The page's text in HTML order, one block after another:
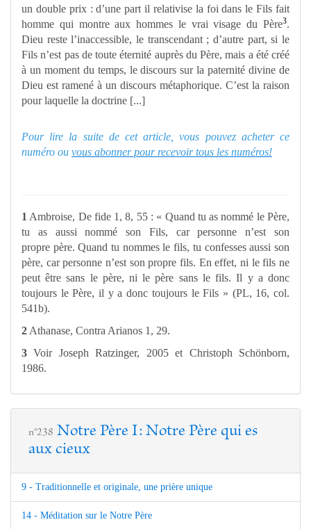
un double prix : d’une part il relativise la foi dans le Fils fait
homme qui montre aux hommes le vrai visage du Père3.
Dieu reste l’inaccessible, le transcendant ; d’autre part, si le
Fils n’est pas de toute éternité auprès du Père, mais a été créé
à un moment du temps, le discours sur la paternité divine de
Dieu est ramené à un discours métaphorique. C’est la raison
pour laquelle la doctrine [...]
Pour lire la suite de cet article, vous pouvez acheter ce
numéro ou vous abonner pour recevoir tous les numéros!
1 Ambroise, De fide 1, 8, 55 : « Quand tu as nommé le Père,
tu as aussi nommé son Fils, car personne n’est son
propre père. Quand tu nommes le fils, tu confesses aussi son
père, car personne n’est son propre fils. En effet, ni le fils ne
peut être sans le père, ni le père sans le fils. Il y a donc
toujours le Père, il y a donc toujours le Fils » (PL, 16, col.
541b).
2 Athanase, Contra Arianos 1, 29.
3 Voir Joseph Ratzinger, 2005 et Christoph Schönborn,
1986.
n°238 Notre Père I: Notre Père qui es
aux cieux
9 - Traditionnelle et originale, une prière unique
14 - Méditation sur le Notre Père